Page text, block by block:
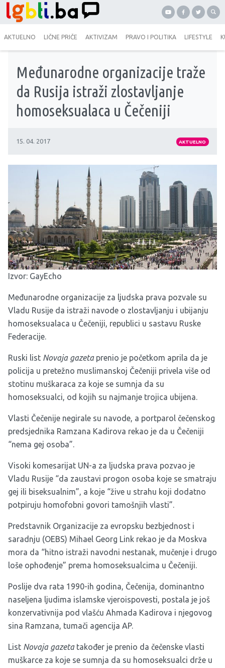
AKTUELNO LIČNE PRIČE AKTIVIZAM PRAVO I POLITIKA LIFESTYLE
Međunarodne organizacije traže
da Rusija istraži zlostavljanje
homoseksualaca u Čečeniji
15. 04. 2017 AKTUELNO
Izvor: GayEcho
Međunarodne organizacije za ljudska prava pozvale su
Vladu Rusije da istraži navode o zlostavljanju i ubijanju
homoseksualaca u Čečeniji, republici u sastavu Ruske
Federacije.
Ruski list Novaja gazetaprenio je početkom aprila da je
policija u pretežno muslimanskoj Čečeniji privela više od
stotinu muškaraca za koje se sumnja da su
homoseksualci, od kojih su najmanje trojica ubijena.
Vlasti Čečenije negirale su navode, a portparol čečenskog
predsjednika Ramzana Kadirova rekao je da u Čečeniji
“nema gej osoba”.
Visoki komesarijat UN-a za ljudska prava pozvao je
Vladu Rusije “da zaustavi progon osoba koje se smatraju
gej ili biseksualnim”, a koje “žive u strahu koji dodatno
potpiruju homofobni govori tamošnjih vlasti”.
Predstavnik Organizacije za evropsku bezbjednost i
saradnju (OEBS) Mihael Georg Link rekao je da Moskva
mora da “hitno istraži navodni nestanak, mučenje i drugo
loše ophođenje” prema homoseksualcima u Čečeniji.
Poslije dva rata 1990-ih godina, Čečenija, dominantno
naseljena ljudima islamske vjeroispovesti, postala je još
konzervativnija pod vlašću Ahmada Kadirova i njegovog
sina Ramzana, tumači agencija AP.
List Novaja gazetatakođer je prenio da čečenske vlasti
muškarce za koje se sumnja da su homoseksualci drže u